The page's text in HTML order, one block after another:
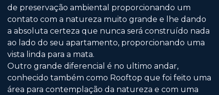
de preservação ambiental proporcionando um
contato com a natureza muito grande e lhe dando
a absoluta certeza que nunca será construído nada
ao lado do seu apartamento, proporcionando uma
vista linda para a mata.
Outro grande diferencial é no ultimo andar,
conhecido também como Rooftop que foi feito uma
área para contemplação da natureza e com uma